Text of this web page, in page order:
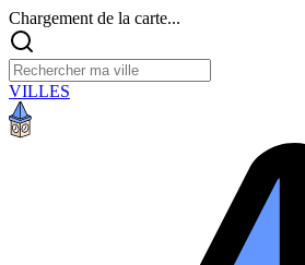
Chargement de la carte...
VILLES